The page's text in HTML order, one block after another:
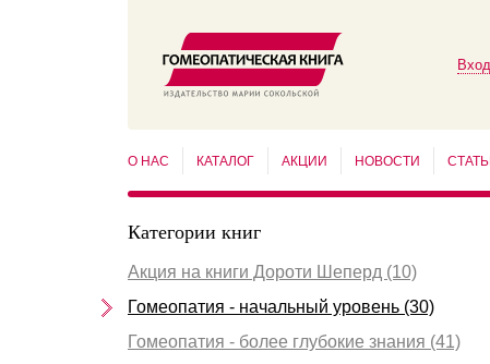
О НАС КАТАЛОГ АКЦИИ НОВОСТИ
Категории книг
Акция на книги Дороти Шеперд (10)
Гомеопатия - начальный уровень (30)
Гомеопатия - более глубокие знания (41)